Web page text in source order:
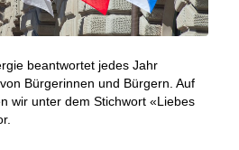
beantwortet jedes Jahr
Bürgerinnen und Bürgern. Auf
wir unter dem Stichwort «Liebes